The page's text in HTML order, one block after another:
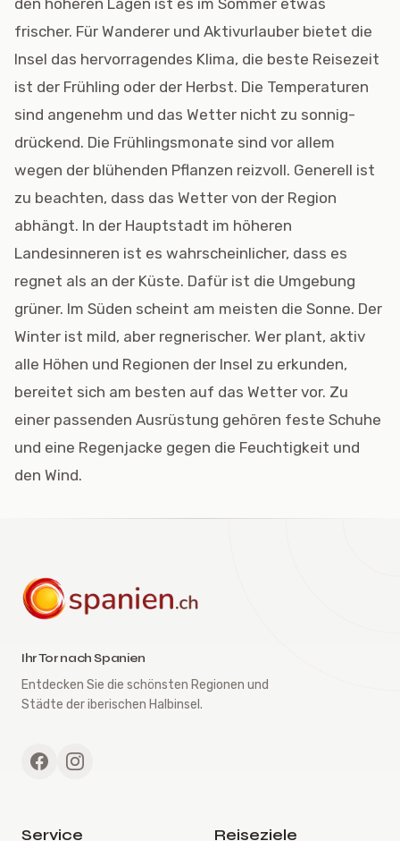
den höheren Lagen ist es im Sommer etwas
frischer. Für Wanderer und Aktivurlauber bietet die
Insel das hervorragendes Klima, die beste Reisezeit
ist der Frühling oder der Herbst. Die Temperaturen
sind angenehm und das Wetter nicht zu sonnig-
drückend. Die Frühlingsmonate sind vor allem
wegen der blühenden Pflanzen reizvoll. Generell ist
zu beachten, dass das Wetter von der Region
abhängt. In der Hauptstadt im höheren
Landesinneren ist es wahrscheinlicher, dass es
regnet als an der Küste. Dafür ist die Umgebung
grüner. Im Süden scheint am meisten die Sonne. Der
Winter ist mild, aber regnerischer. Wer plant, aktiv
alle Höhen und Regionen der Insel zu erkunden,
bereitet sich am besten auf das Wetter vor. Zu
einer passenden Ausrüstung gehören feste Schuhe
und eine Regenjacke gegen die Feuchtigkeit und
den Wind.
Ihr Tor nach Spanien
Entdecken Sie die schönsten Regionen und
Städte der iberischen Halbinsel.
Service Reiseziele